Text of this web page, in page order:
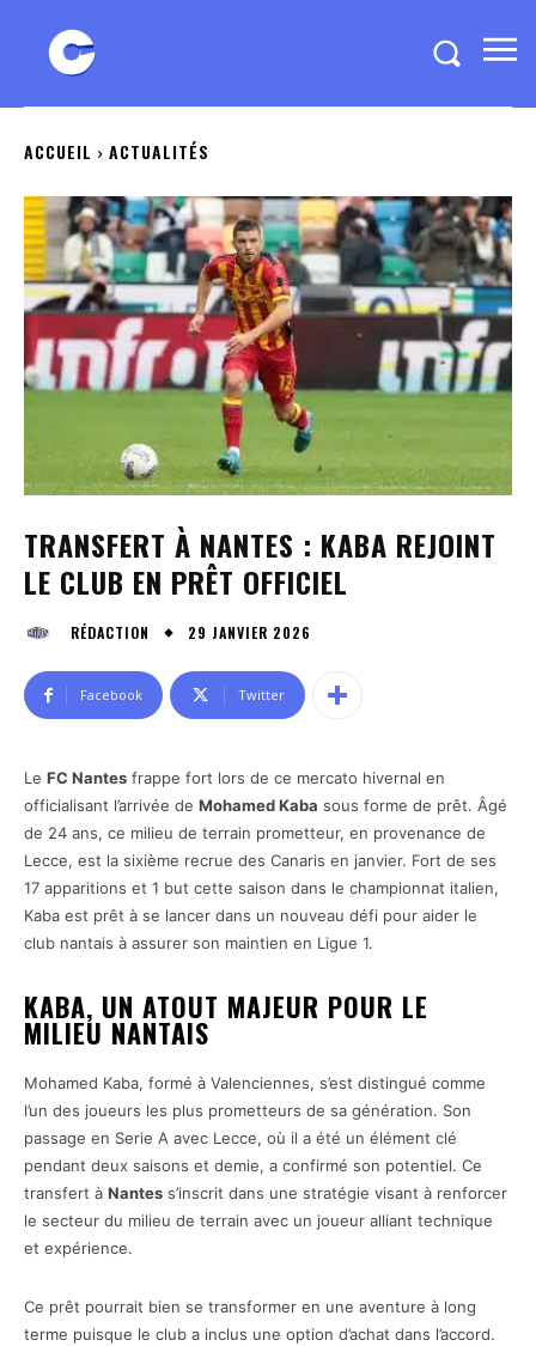
ACCUEIL ACTUALITÉS
TRANSFERT À NANTES : KABA REJOINT
LE CLUB EN PRÊT OFFICIEL
RÉDACTION 29 JANVIER 2026
Facebook Twitter
Le FC Nantes frappe fort lors de ce mercato hivernal en
officialisant l’arrivée de Mohamed Kaba sous forme de prêt. Âgé
de 24 ans, ce milieu de terrain prometteur, en provenance de
Lecce, est la sixième recrue des Canaris en janvier. Fort de ses
17 apparitions et 1 but cette saison dans le championnat italien,
Kaba est prêt à se lancer dans un nouveau défi pour aider le
club nantais à assurer son maintien en Ligue 1.
KABA, UN ATOUT MAJEUR POUR LE
MILIEU NANTAIS
Mohamed Kaba, formé à Valenciennes, s’est distingué comme
l’un des joueurs les plus prometteurs de sa génération. Son
passage en Serie A avec Lecce, où il a été un élément clé
pendant deux saisons et demie, a confirmé son potentiel. Ce
transfert à Nantes s’inscrit dans une stratégie visant à renforcer
le secteur du milieu de terrain avec un joueur alliant technique
et expérience.
Ce prêt pourrait bien se transformer en une aventure à long
terme puisque le club a inclus une option d’achat dans l’accord.